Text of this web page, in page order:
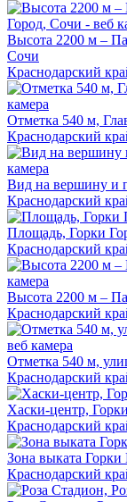
Высота 2200 м –
Сочи
Краснодарский
Отметка 540 м,
Краснодарский
Вид на вершину и
Краснодарский
Площадь, Горки
Краснодарский
Высота 2200 м –
Краснодарский
Отметка 540 м,
Краснодарский
Хаски-центр,
Краснодарский
Зона выката Горки
Краснодарский